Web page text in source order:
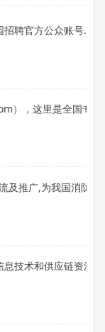
聘官方公众账号.在
），这里是全国专
及推广,为我国消防
技术和供应链资深